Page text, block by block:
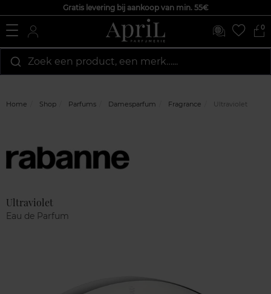
Gratis levering bij aankoop van min. 55€
0
Zoek een product, een merk…...
Home Shop Parfums Damesparfum Fragrance Ultraviolet
Ultraviolet
Eau de Parfum